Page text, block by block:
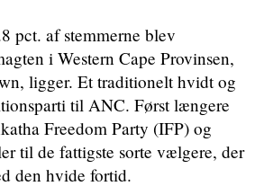
pct. af stemmerne blev
i Western Cape Provinsen,
ligger. Et traditionelt hvidt og
til ANC. Først længere
Freedom Party (IFP) og
til de fattigste sorte vælgere, der
den hvide fortid.